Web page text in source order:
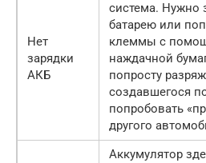
Нет
зарядки
АКБ
система. Нужно
батарею или
клеммы с
наждачной
попросту
создавшегося
попробовать
другого
Аккумулятор